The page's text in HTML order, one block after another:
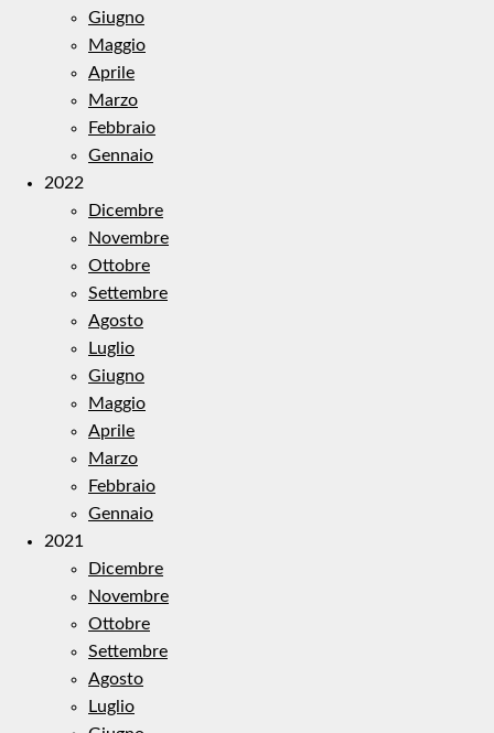
Giugno
Maggio
Aprile
Marzo
Febbraio
Gennaio
2022
Dicembre
Novembre
Ottobre
Settembre
Agosto
Luglio
Giugno
Maggio
Aprile
Marzo
Febbraio
Gennaio
2021
Dicembre
Novembre
Ottobre
Settembre
Agosto
Luglio